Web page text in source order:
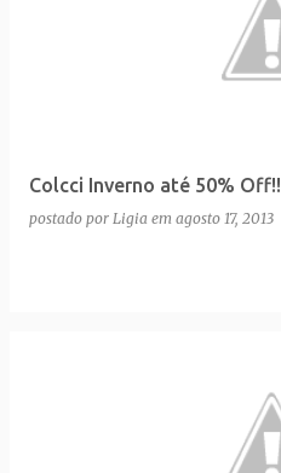
Colcci Inverno até 50% Off!!
postado por Ligia em agosto 17, 2013